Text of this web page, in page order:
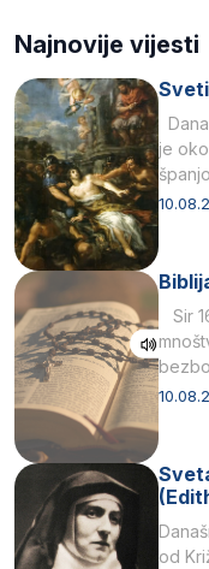
Najnovije vijesti
je
Sir
od